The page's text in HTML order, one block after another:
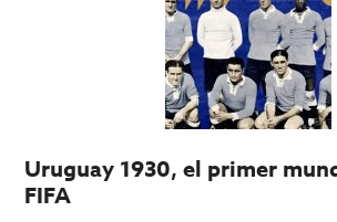
Uruguay 1930, el primer
FIFA